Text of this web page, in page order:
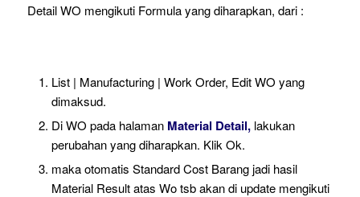
Detail WO mengikuti Formula yang diharapkan, dari :
List | Manufacturing | Work Order, Edit WO yang
dimaksud.
Di WO pada halaman Material Detail, lakukan
perubahan yang diharapkan. Klik Ok.
maka otomatis Standard Cost Barang jadi hasil
Material Result atas Wo tsb akan di update mengikuti